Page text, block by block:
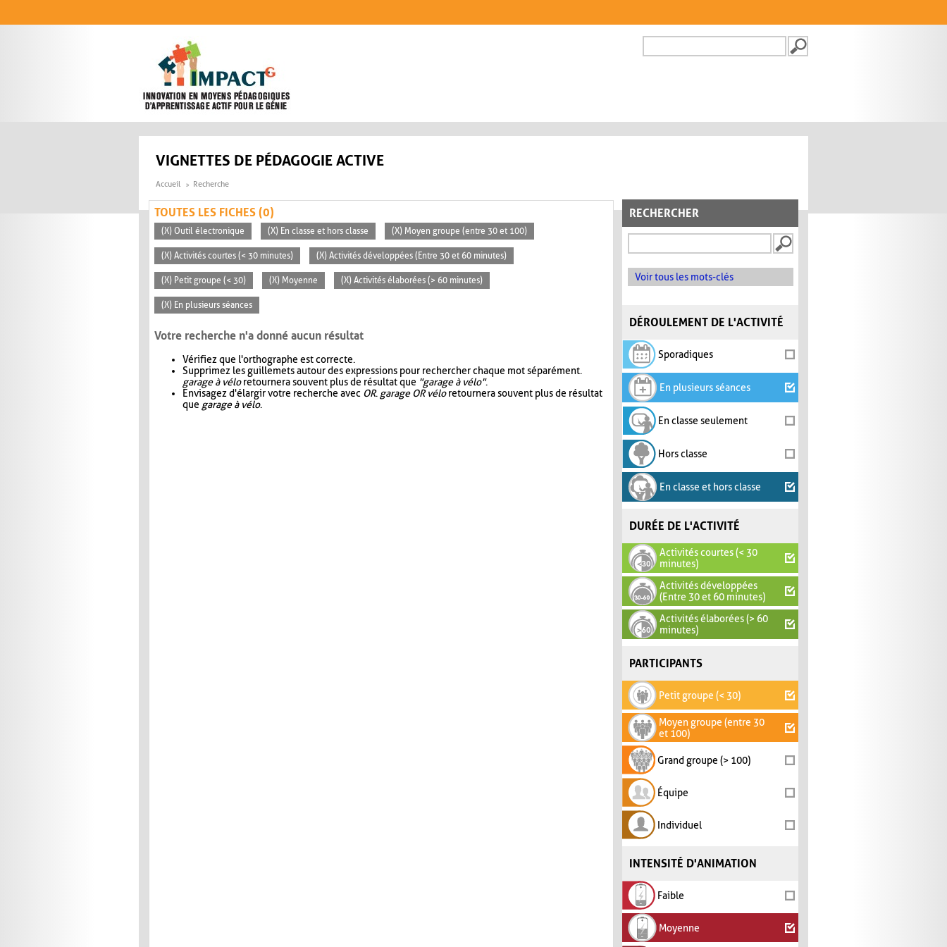
FORMULAIRE DE
VIGNETTES DE PÉDAGOGIE ACTIVE
Accueil Recherche
RECHERCHER
Voir tous les mots-clés
DÉROULEMENT DE L'ACTIVITÉ
Sporadiques
En plusieurs séances
En classe seulement
Hors classe
En classe et hors classe
DURÉE DE L'ACTIVITÉ
Activités courtes (< 30
minutes)
Activités développées
(Entre 30 et 60 minutes)
Activités élaborées (> 60
minutes)
PARTICIPANTS
Petit groupe (< 30)
Moyen groupe (entre 30
et 100)
Grand groupe (> 100)
Équipe
Individuel
INTENSITÉ D'ANIMATION
Faible
Moyenne
TOUTES LES FICHES (0)
(X) Outil électronique (X) En classe et hors classe (X) Moyen groupe (entre 30 et 100)
(X) Activités courtes (< 30 minutes) (X) Activités développées (Entre 30 et 60 minutes)
(X) Petit groupe (< 30) (X) Moyenne (X) Activités élaborées (> 60 minutes)
(X) En plusieurs séances
Votre recherche n'a donné aucun résultat
Vérifiez que l'orthographe est correcte.
Supprimez les guillemets autour des expressions pour rechercher chaque mot séparément.
garage à véloretournera souvent plus de résultat que "garage à vélo".
Envisagez d'élargir votre recherche avec OR. garage OR véloretournera souvent plus de résultat
que garage à vélo.